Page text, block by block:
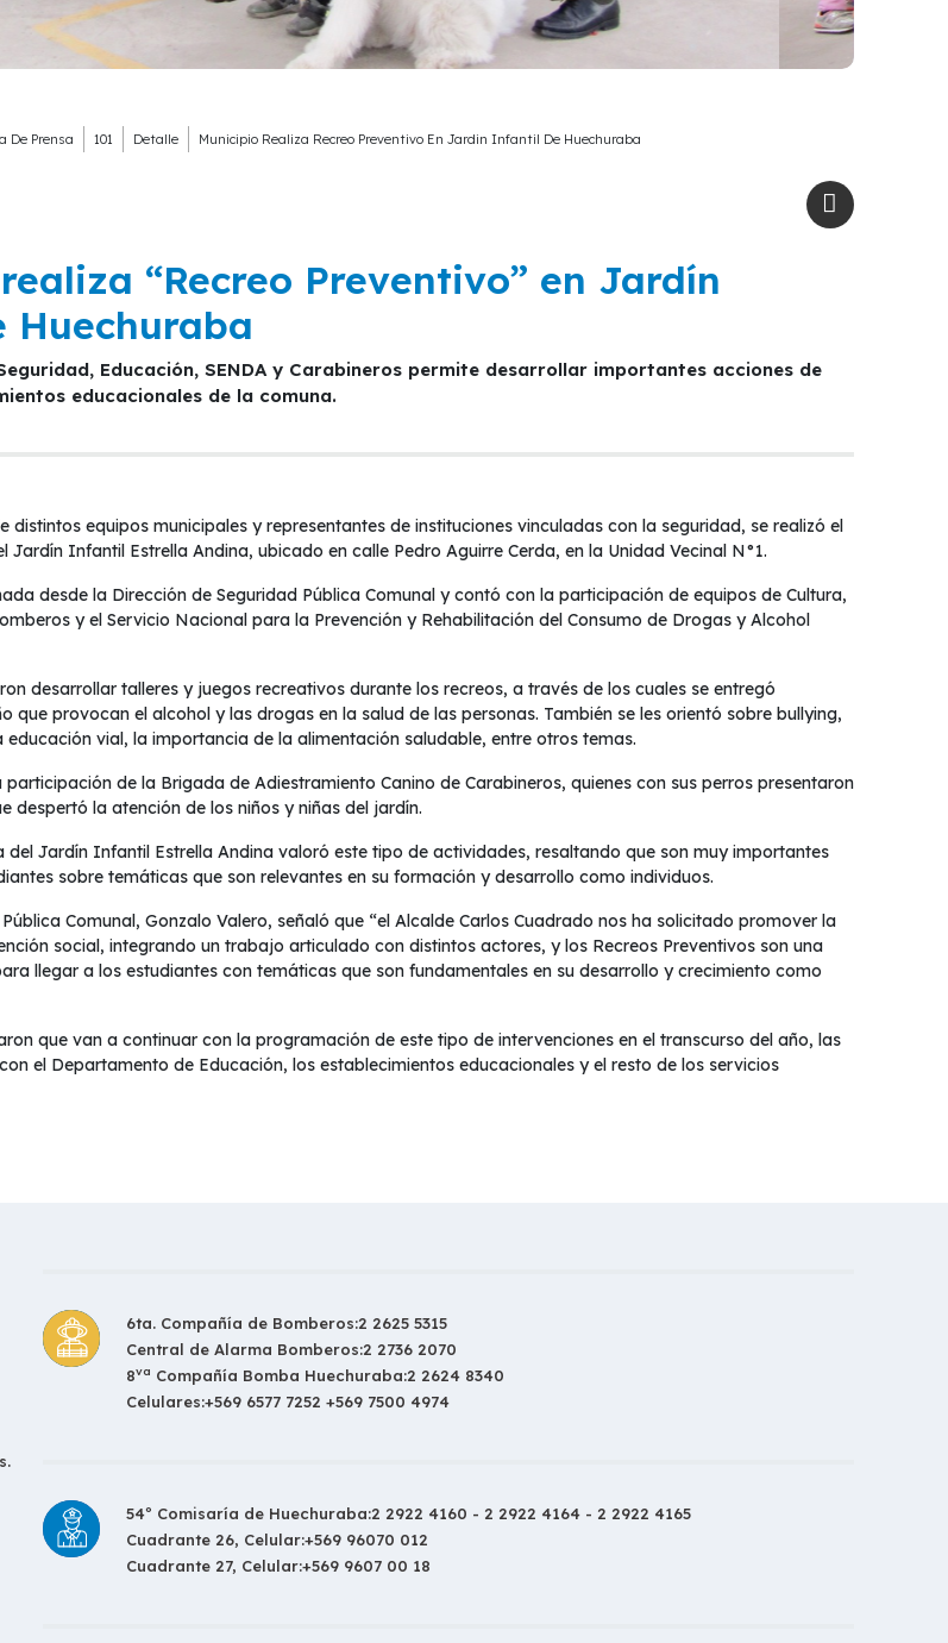
De Prensa 101 Detalle Municipio Realiza Recreo Preventivo En Jardin Infantil De Huechuraba
“Recreo Preventivo” en Jardín
educacionales de la comuna.
distintos equipos municipales y representantes de instituciones vinculadas con la seguridad, se realizó el
Jardín Infantil Estrella Andina, ubicado en calle Pedro Aguirre Cerda, en la Unidad Vecinal N°1.
desde la Dirección de Seguridad Pública Comunal y contó con la participación de equipos de Cultura,
y el Servicio Nacional para la Prevención y Rehabilitación del Consumo de Drogas y Alcohol
desarrollar talleres y juegos recreativos durante los recreos, a través de los cuales se entregó
que provocan el alcohol y las drogas en la salud de las personas. También se les orientó sobre bullying,
educación vial, la importancia de la alimentación saludable, entre otros temas.
de la Brigada de Adiestramiento Canino de Carabineros, quienes con sus perros presentaron
despertó la atención de los niños y niñas del jardín.
Jardín Infantil Estrella Andina valoró este tipo de actividades, resaltando que son muy importantes
sobre temáticas que son relevantes en su formación y desarrollo como individuos.
Comunal, Gonzalo Valero, señaló que “el Alcalde Carlos Cuadrado nos ha solicitado promover la
social, integrando un trabajo articulado con distintos actores, y los Recreos Preventivos son una
llegar a los estudiantes con temáticas que son fundamentales en su desarrollo y crecimiento como
que van a continuar con la programación de este tipo de intervenciones en el transcurso del año, las
el Departamento de Educación, los establecimientos educacionales y el resto de los servicios
6ta. Compañía de Bomberos:2 2625 5315
Central de Alarma Bomberos:2 2736 2070
8va Compañía Bomba Huechuraba:2 2624 8340
Celulares:+569 6577 7252 +569 7500 4974
54º Comisaría de Huechuraba:2 2922 4160 - 2 2922 4164 - 2 2922 4165
Cuadrante 26, Celular:+569 96070 012
Cuadrante 27, Celular:+569 9607 00 18